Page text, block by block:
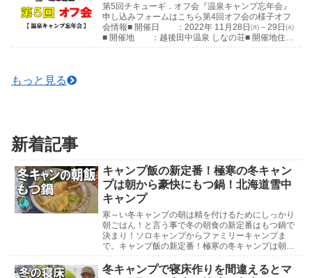
第5回チキューギ．オフ会『温泉キャンプ忘年会』
申し込みフォームはこちら第4回オフ会の様子オフ
会情報■ 開催日 ：2022年 11月28日㈪－29日㈫
■ 開催地 ：越後田中温泉 しなの荘■ 開催地住
もっと見る
新着記事
キャンプ飯の新定番！極寒の冬キャン
プは朝から豪快にもつ鍋！北海道雪中
キャンプ
寒～い冬キャンプの朝は精を付けるためにしっかり
朝ごはん！と言う事で冬の朝食の新定番はもつ鍋で
決まり！ソロキャンプからファミリーキャンプま
で。キャンプ飯の新定番！極寒の冬キャンプは朝か
ャンプ参考動...
冬キャンプで寝床作りを間違えるとマ